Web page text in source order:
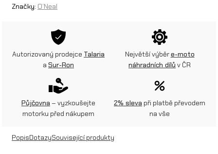
a
í
Značky: O’Neal
Autorizovaný prodejce Talaria
a Sur-Ron
Největší výběre-moto
náhradních dílů v ČR
Půjčovna – vyzkoušejte
motorku před nákupem
2% sleva při platbě převodem
na vše
PopisDotazySouvisející produkty